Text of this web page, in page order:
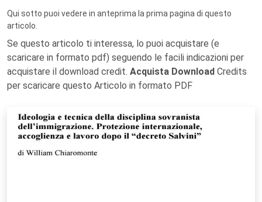
Qui sotto puoi vedere in anteprima la prima pagina di questo
articolo.
Se questo articolo ti interessa, lo puoi acquistare (e
scaricare in formato pdf) seguendo le facili indicazioni per
acquistare il download credit. Acquista Download Credits
per scaricare questo Articolo in formato PDF